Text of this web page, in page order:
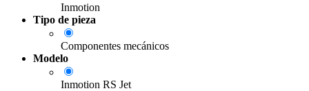
Inmotion
Tipo de pieza
Componentes mecánicos
Modelo
Inmotion RS Jet